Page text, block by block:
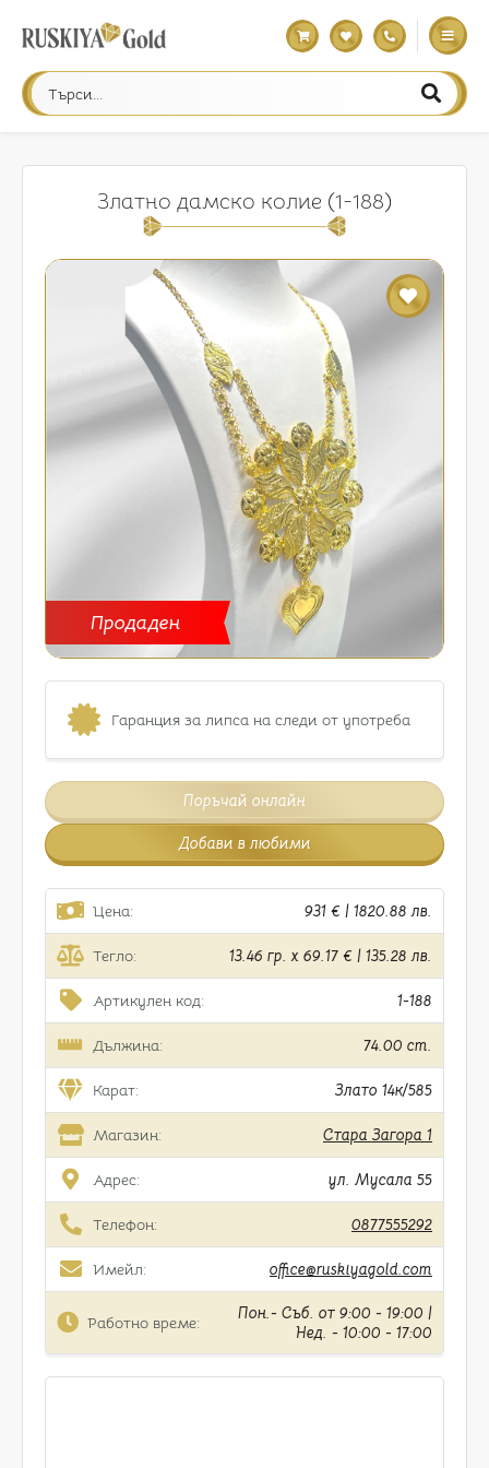
Златно дамско колие (1-188)
Продаден
Гаранция за липса на следи от употреба
Поръчай онлайн
Добави в любими
Цена: 931 € | 1820.88 лв.
Тегло: 13.46 гр. x 69.17 € | 135.28 лв.
Артикулен код: 1-188
Дължина: 74.00 cm.
Карат: Злато 14к/585
Магазин: Стара Загора 1
Адрес: ул. Мусала 55
Телефон: 0877555292
Имейл: office@ruskiyagold.com
Работно време:
Пон.- Съб. от 9:00 - 19:00 |
Нед. - 10:00 - 17:00